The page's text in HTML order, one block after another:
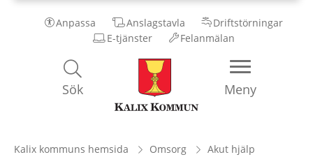
Anpassa Anslagstavla
Driftstörningar
E-tjänster
Felanmälan
Kalix
Kommun
Meny
Sök
Kalix kommuns hemsida Omsorg Akut hjälp